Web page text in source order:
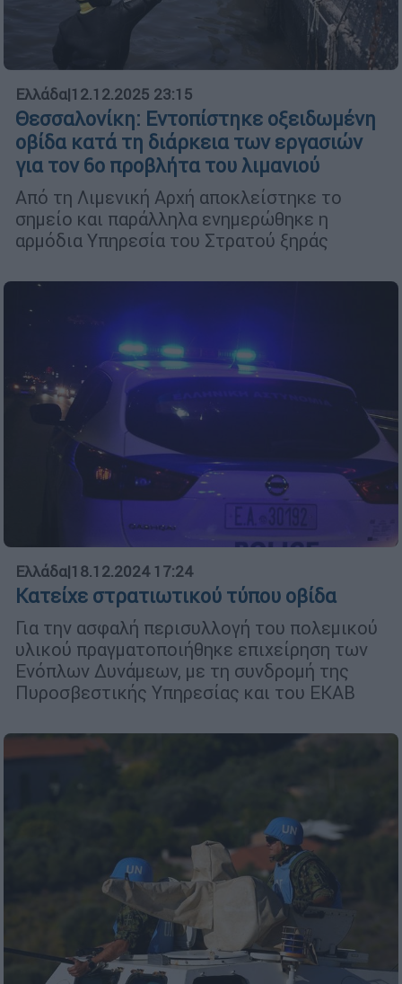
Ελλάδα|12.12.2025 23:15
Θεσσαλονίκη: Εντοπίστηκε οξειδωμένη
οβίδα κατά τη διάρκεια των εργασιών
για τον 6ο προβλήτα του λιμανιού
Από τη Λιμενική Αρχή αποκλείστηκε το
σημείο και παράλληλα ενημερώθηκε η
αρμόδια Υπηρεσία του Στρατού ξηράς
Ελλάδα|18.12.2024 17:24
Κατείχε στρατιωτικού τύπου οβίδα
Για την ασφαλή περισυλλογή του πολεμικού
υλικού πραγματοποιήθηκε επιχείρηση των
Ενόπλων Δυνάμεων, με τη συνδρομή της
Πυροσβεστικής Υπηρεσίας και του ΕΚΑΒ